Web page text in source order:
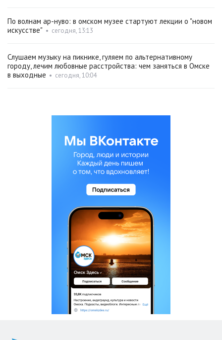
По волнам ар-нуво: в омском музее стартуют лекции о "новом
искусстве" • сегодня, 13:13
Слушаем музыку на пикнике, гуляем по альтернативному
городу, лечим любовные расстройства: чем заняться в Омске
в выходные • сегодня, 10:04